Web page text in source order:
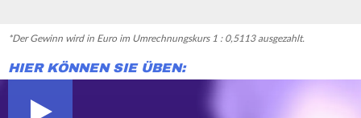
*Der Gewinn wird in Euro im Umrechnungskurs 1 : 0,5113 ausgezahlt.
HIER KÖNNEN SIE ÜBEN: